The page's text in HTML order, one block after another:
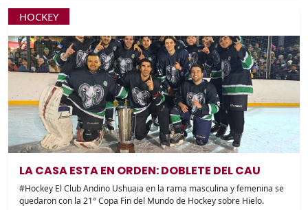
HOCKEY
LA CASA ESTA EN ORDEN: DOBLETE DEL CAU
#Hockey El Club Andino Ushuaia en la rama masculina y femenina se
quedaron con la 21° Copa Fin del Mundo de Hockey sobre Hielo.